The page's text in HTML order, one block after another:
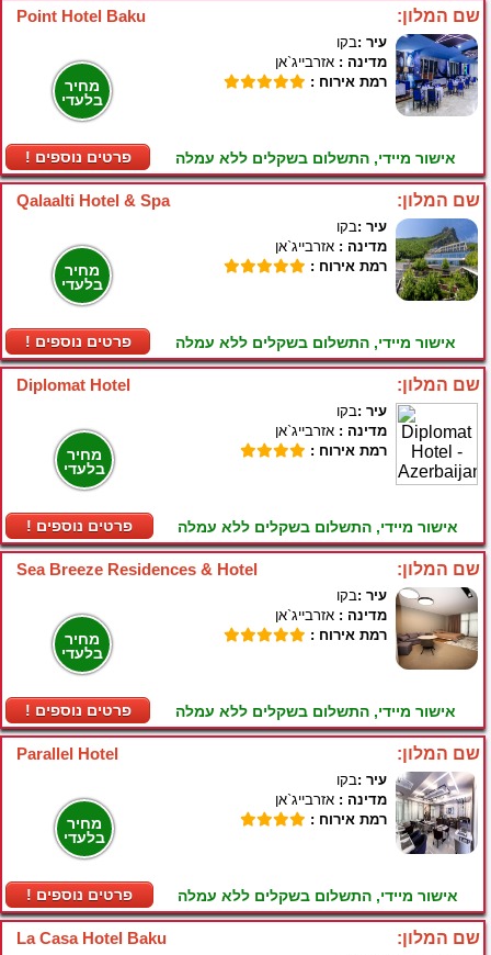
Point Hotel Baku שם המלון:
מחיר
בלעדי
! פרטים נוספים
עיר :בקו
מדינה : אזרבייג`אן
רמת אירוח :
אישור מיידי, התשלום בשקלים ללא עמלה
Qalaalti Hotel & Spa שם המלון:
מחיר
בלעדי
! פרטים נוספים
עיר :בקו
מדינה : אזרבייג`אן
רמת אירוח :
אישור מיידי, התשלום בשקלים ללא עמלה
Diplomat Hotel שם המלון:
מחיר
בלעדי
! פרטים נוספים
עיר :בקו
מדינה : אזרבייג`אן
רמת אירוח :
אישור מיידי, התשלום בשקלים ללא עמלה
Sea Breeze Residences & Hotel שם המלון:
מחיר
בלעדי
! פרטים נוספים
עיר :בקו
מדינה : אזרבייג`אן
רמת אירוח :
אישור מיידי, התשלום בשקלים ללא עמלה
Parallel Hotel שם המלון:
מחיר
בלעדי
! פרטים נוספים
עיר :בקו
מדינה : אזרבייג`אן
רמת אירוח :
אישור מיידי, התשלום בשקלים ללא עמלה
La Casa Hotel Baku שם המלון: